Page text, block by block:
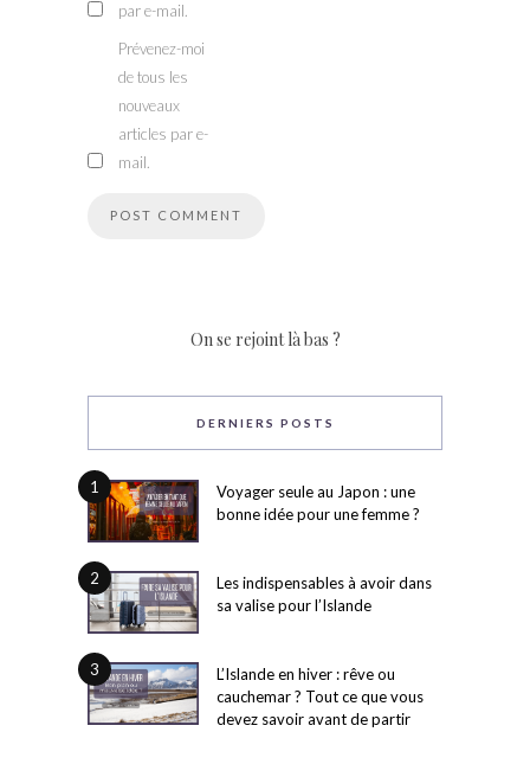
par e-mail.
Prévenez-moi
de tous les
nouveaux
articles par e-
mail.
On se rejoint là bas ?
DERNIERS POSTS
1
Voyager seule au Japon : une
bonne idée pour une femme ?
2
Les indispensables à avoir dans
sa valise pour l’Islande
3
L’Islande en hiver : rêve ou
cauchemar ? Tout ce que vous
devez savoir avant de partir